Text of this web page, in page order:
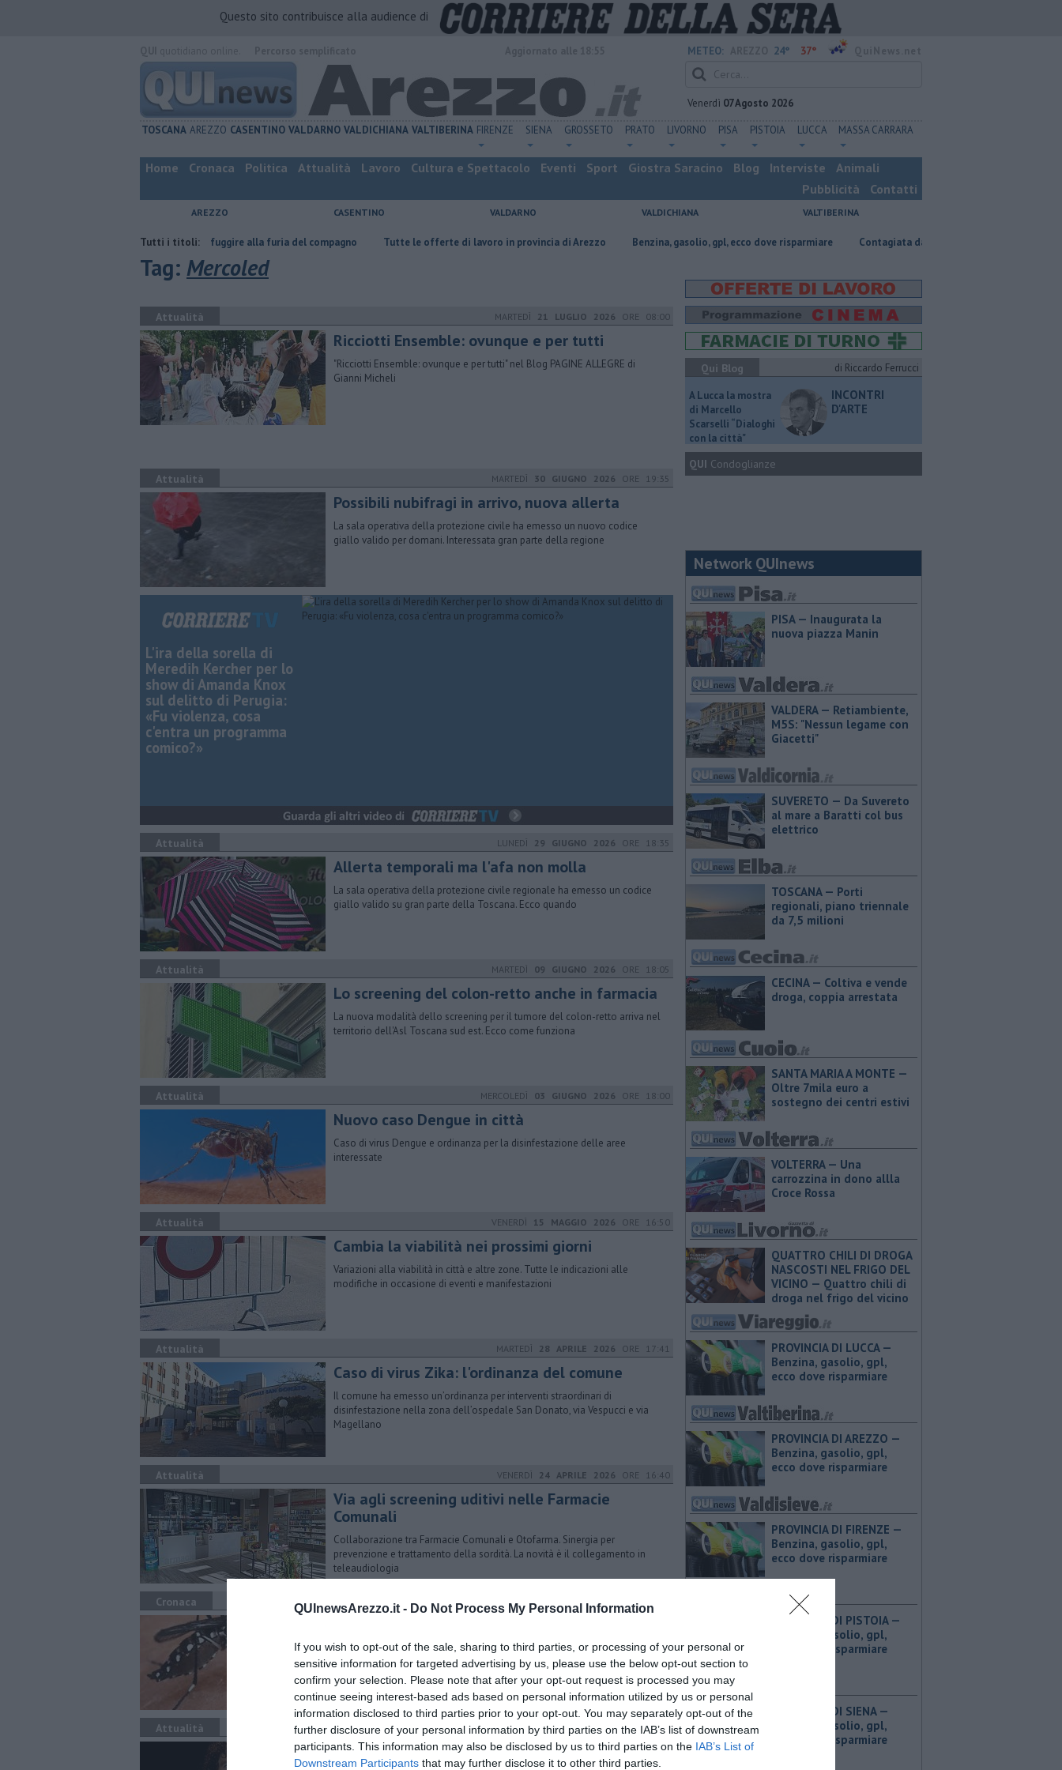
QUInewsArezzo.it - Do Not Process My Personal Information
If you wish to opt-out of the sale, sharing to third parties, or processing of your personal or
sensitive information for targeted advertising by us, please use the below opt-out section to
confirm your selection. Please note that after your opt-out request is processed you may
continue seeing interest-based ads based on personal information utilized by us or personal
information disclosed to third parties prior to your opt-out. You may separately opt-out of the
further disclosure of your personal information by third parties on the IAB’s list of downstream
participants. This information may also be disclosed by us to third parties on the IAB’s List of
Downstream Participants that may further disclose it to other third parties.
Questo sito contribuisce alla audience di
METEO: 24° 37°
Venerdì 07 Agosto 2026
TOSCANA AREZZO CASENTINO VALDARNO VALDICHIANA VALTIBERINA FIRENZE SIENA GROSSETO PRATO LIVORNO PISA PISTOIA LUCCA MASSA CARRARA
Home Cronaca Politica Attualità Lavoro Cultura e Spettacolo Eventi Sport Giostra Saracino Blog Interviste
Animali
Pubblicità
Contatti
AREZZO CASENTINO VALDARNO VALDICHIANA VALTIBERINA
Tutti i titoli:
Nascosta in un bar per sfuggire alla furia del compagno ​Tutte le offerte di lavoro in provincia di Arezzo ​Benzina, gasolio, gpl, ecco dove risparmiare Contagiata da legionella, non ce l'ha fatta
Tag: Mercoled
Attualità MARTEDÌ 21 LUGLIO 2026 ORE 08:00
​Ricciotti Ensemble: ovunque e per tutti
"​Ricciotti Ensemble: ovunque e per tutti" nel Blog PAGINE ALLEGRE di
Gianni Micheli
Attualità MARTEDÌ 30 GIUGNO 2026 ORE 19:35
Possibili nubifragi in arrivo, nuova allerta
La sala operativa della protezione civile ha emesso un nuovo codice
giallo valido per domani. Interessata gran parte della regione
L'ira della sorella di
Meredih Kercher per lo
show di Amanda Knox
sul delitto di Perugia:
«Fu violenza, cosa
c'entra un programma
comico?»
Attualità LUNEDÌ 29 GIUGNO 2026 ORE 18:35
Allerta temporali ma l'afa non molla
La sala operativa della protezione civile regionale ha emesso un codice
giallo valido su gran parte della Toscana. Ecco quando
Attualità MARTEDÌ 09 GIUGNO 2026 ORE 18:05
Lo screening del colon-retto anche in farmacia
La nuova modalità dello screening per il tumore del colon-retto arriva nel
territorio dell'Asl Toscana sud est. Ecco come funziona
Attualità MERCOLEDÌ 03 GIUGNO 2026 ORE 18:00
Nuovo caso Dengue in città
Caso di virus Dengue e ordinanza per la disinfestazione delle aree
interessate
Attualità VENERDÌ 15 MAGGIO 2026 ORE 16:50
Cambia la viabilità nei prossimi giorni
Variazioni alla viabilità in città e altre zone. Tutte le indicazioni alle
modifiche in occasione di eventi e manifestazioni
Attualità MARTEDÌ 28 APRILE 2026 ORE 17:41
Caso di virus Zika: l'ordinanza del comune
Il comune ha emesso un’ordinanza per interventi straordinari di
disinfestazione nella zona dell’ospedale San Donato, via Vespucci e via
Magellano
Attualità VENERDÌ 24 APRILE 2026 ORE 16:40
Via agli screening uditivi nelle Farmacie
Comunali
Collaborazione tra Farmacie Comunali e Otofarma. Sinergia per
prevenzione e trattamento della sordità. La novità è il collegamento in
teleaudiologia
Cronaca MARTEDÌ 21 APRILE 2026 ORE 17:45
L’intervento dalle 22 di martedì 21 aprile fino alle 5 di mercoledì 22.
Riguarderà aree pubbliche, aree private, aree verdi intorno all'ospedale
Attualità MARTEDÌ21 APRILE 2026ORE 08:34
Damiano Tommasi protagonista al Life Festival
Qui Blog di Riccardo Ferrucci
A Lucca la mostra
di Marcello
Scarselli “Dialoghi
con la città"
INCONTRI
D'ARTE
QUI Condoglianze
Network QUInews
PISA — Inaugurata la
nuova piazza Manin
VALDERA — Retiambiente,
M5S: "Nessun legame con
Giacetti"
SUVERETO — Da Suvereto
al mare a Baratti col bus
elettrico
TOSCANA — Porti
regionali, piano triennale
da 7,5 milioni
CECINA — Coltiva e vende
droga, coppia arrestata
SANTA MARIA A MONTE —
Oltre 7mila euro a
sostegno dei centri estivi
VOLTERRA — Una
carrozzina in dono allla
Croce Rossa
QUATTRO CHILI DI DROGA
NASCOSTI NEL FRIGO DEL
VICINO — Quattro chili di
droga nel frigo del vicino
PROVINCIA DI LUCCA — ​
Benzina, gasolio, gpl,
ecco dove risparmiare
PROVINCIA DI AREZZO — ​
Benzina, gasolio, gpl,
ecco dove risparmiare
PROVINCIA DI FIRENZE — ​
Benzina, gasolio, gpl,
ecco dove risparmiare
PROVINCIA DI PISTOIA — ​
Benzina, gasolio, gpl,
ecco dove risparmiare
PROVINCIA DI SIENA — ​
Benzina, gasolio, gpl,
ecco dove risparmiare